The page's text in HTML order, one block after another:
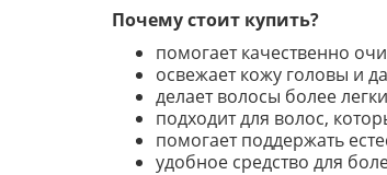
Почему стоит купить?
помогает качественно
освежает кожу головы и
делает волосы более
подходит для волос,
помогает поддержать
удобное средство для